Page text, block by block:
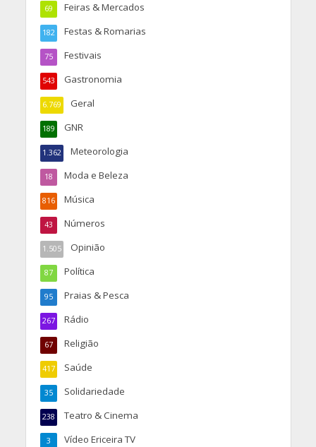
Feiras & Mercados
69
Festas & Romarias
182
Festivais
75
Gastronomia
543
Geral
6.769
GNR
189
Meteorologia
1.362
Moda e Beleza
18
Música
816
Números
43
Opinião
1.505
Política
87
Praias & Pesca
95
Rádio
267
Religião
67
Saúde
417
Solidariedade
35
Teatro & Cinema
238
Vídeo Ericeira TV
3